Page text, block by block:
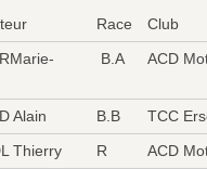
Race
Club
B.A ACD
Alain B.B
TCC
Thierry R ACD